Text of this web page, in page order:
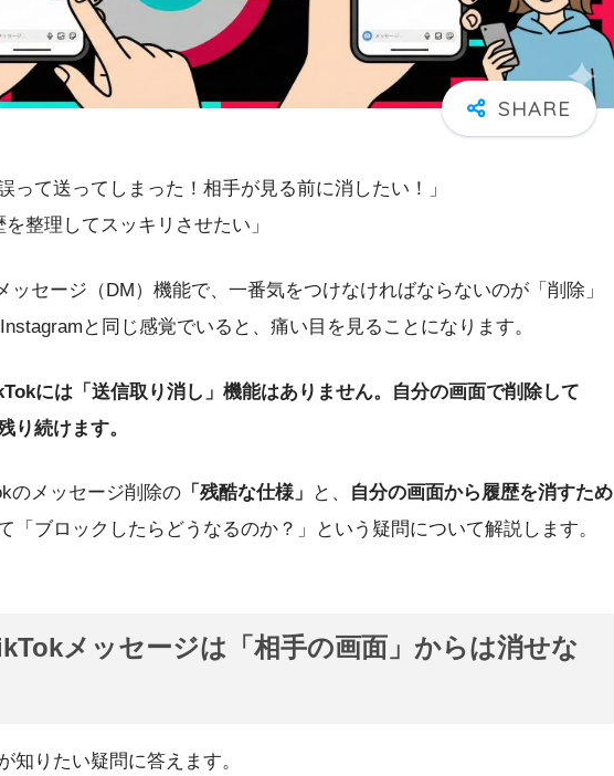
って送ってしまった！相手が見る前に消したい！」
を整理してスッキリさせたい」
ッセージ（DM）機能で、一番気をつけなければならないのが「削除」
と同じ感覚でいると、痛い目を見ることになります。
には「送信取り消し」機能はありません。自分の画面で削除して
り続けます。
のメッセージ削除の 「残酷な仕様」 と、
自分の画面から履歴を消すため
「ブロックしたらどうなるのか？」という疑問について解説します。
メッセージは「相手の画面」からは消せな
知りたい疑問に答えます。